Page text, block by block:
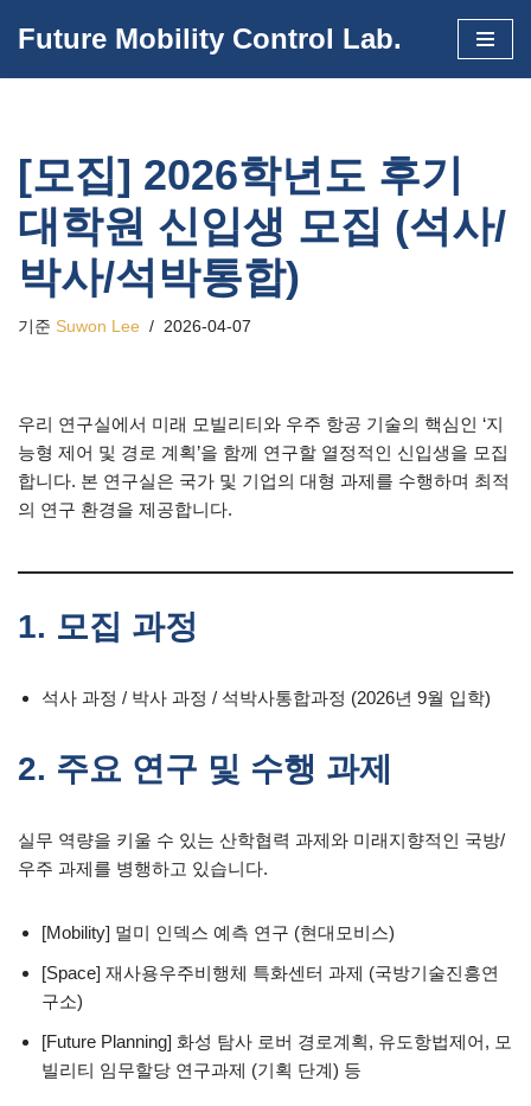
뛰
기
Future Mobility Control Lab.
[모집] 2026학년도 후기
대학원 신입생 모집 (석사/
박사/석박통합)
기준 Suwon Lee 2026-04-07
우리 연구실에서 미래 모빌리티와 우주 항공 기술의 핵심인 ‘지
능형 제어 및 경로 계획’을 함께 연구할 열정적인 신입생을 모집
합니다. 본 연구실은 국가 및 기업의 대형 과제를 수행하며 최적
의 연구 환경을 제공합니다.
1. 모집 과정
석사 과정 / 박사 과정 / 석박사통합과정 (2026년 9월 입학)
2. 주요 연구 및 수행 과제
실무 역량을 키울 수 있는 산학협력 과제와 미래지향적인 국방/
우주 과제를 병행하고 있습니다.
[Mobility] 멀미 인덱스 예측 연구 (현대모비스)
[Space] 재사용우주비행체 특화센터 과제 (국방기술진흥연
구소)
[Future Planning] 화성 탐사 로버 경로계획, 유도항법제어, 모
빌리티 임무할당 연구과제 (기획 단계) 등